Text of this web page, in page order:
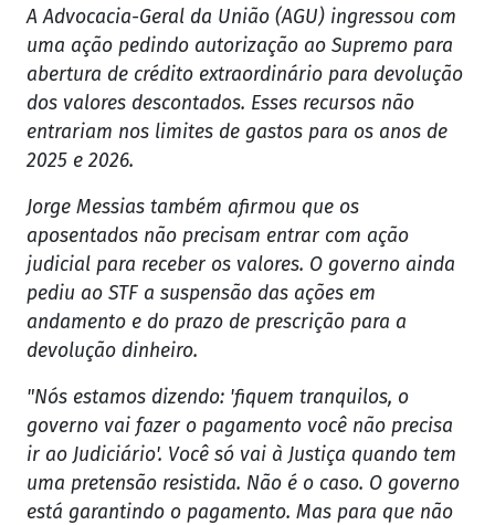
A Advocacia-Geral da União (AGU) ingressou com
uma ação pedindo autorização ao Supremo para
abertura de crédito extraordinário para devolução
dos valores descontados. Esses recursos não
entrariam nos limites de gastos para os anos de
2025 e 2026.
Jorge Messias também afirmou que os
aposentados não precisam entrar com ação
judicial para receber os valores. O governo ainda
pediu ao STF a suspensão das ações em
andamento e do prazo de prescrição para a
devolução dinheiro.
"Nós estamos dizendo: 'fiquem tranquilos, o
governo vai fazer o pagamento você não precisa
ir ao Judiciário'. Você só vai à Justiça quando tem
uma pretensão resistida. Não é o caso. O governo
está garantindo o pagamento. Mas para que não